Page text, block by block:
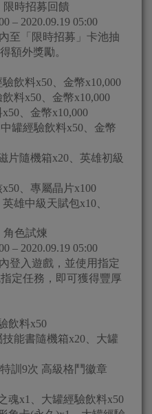
限時招募回饋
– 2020.09.19 05:00
至「限時招募」卡池抽
額外獎勵。
飲料x50、金幣x10,000
料x50、金幣x10,000
、金幣x10,000
罐經驗飲料x50、金幣
片隨機箱x20、英雄初級
、專屬晶片x100
雄中級天賦包x10、
角色試煉
– 2020.09.19 05:00
登入遊戲，並使用指定
定任務，即可獲得豐厚
飲料x50
能書隨機箱x20、大罐
訓9次 高級格鬥徽章
魂x1、大罐經驗飲料x50